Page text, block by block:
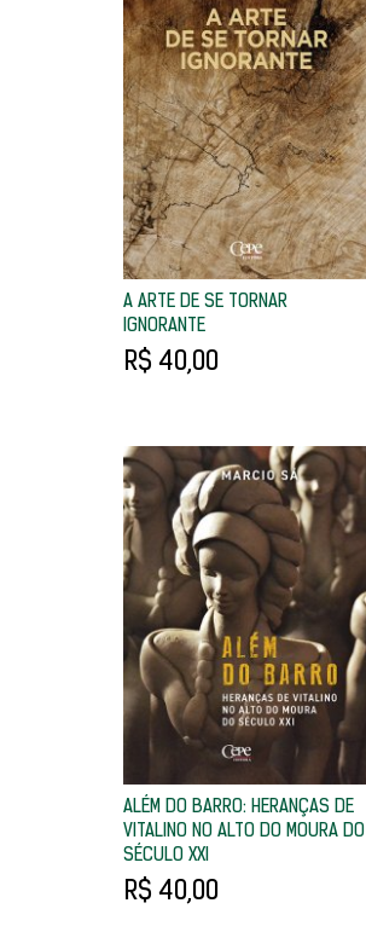
A ARTE DE SE TORNAR
IGNORANTE
R$ 40,00
ALÉM DO BARRO: HERANÇAS DE
VITALINO NO ALTO DO MOURA DO
SÉCULO XXI
R$ 40,00